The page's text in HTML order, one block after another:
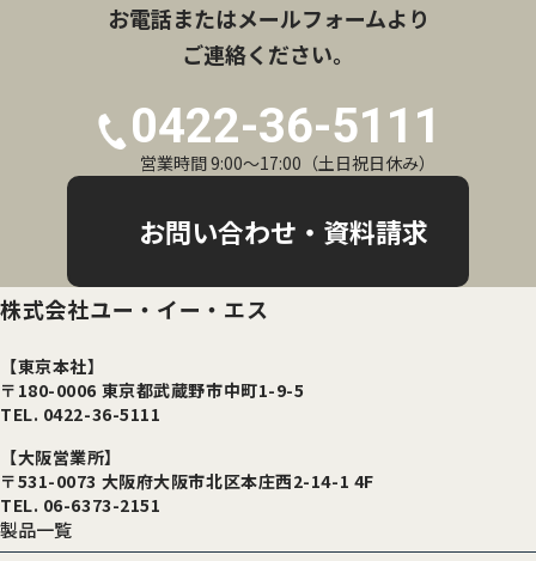
お電話またはメールフォームより
ご連絡ください。
0422-36-5111
営業時間 9:00〜17:00（土日祝日休み）
お問い合わせ・資料請求
株式会社ユー・イー・エス
【東京本社】
〒180-0006 東京都武蔵野市中町1-9-5
TEL. 0422-36-5111
【大阪営業所】
〒531-0073 大阪府大阪市北区本庄西2-14-1 4F
TEL. 06-6373-2151
製品一覧